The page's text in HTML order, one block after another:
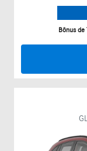
Bônus de